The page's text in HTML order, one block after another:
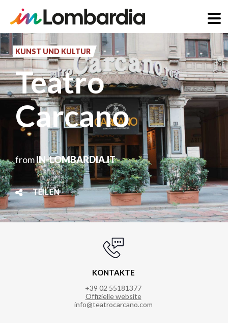
Direkt
zum
Inhalt
KUNST UND KULTUR
Teatro
Carcano
fromIN-LOMBARDIA.IT
TEILEN
KONTAKTE
+39 02 55181377
Offizielle website
info@teatrocarcano.com